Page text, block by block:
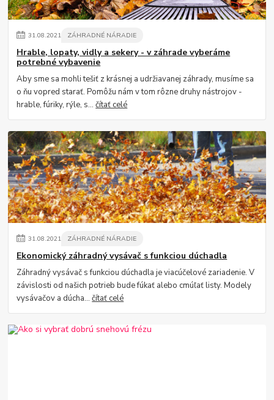
31.08.2021 ZÁHRADNÉ NÁRADIE
Hrable, lopaty, vidly a sekery - v záhrade vyberáme
potrebné vybavenie
Aby sme sa mohli tešiť z krásnej a udržiavanej záhrady, musíme sa
o ňu vopred starať. Pomôžu nám v tom rôzne druhy nástrojov -
hrable, fúriky, rýle, s...čítať celé
31.08.2021 ZÁHRADNÉ NÁRADIE
Ekonomický záhradný vysávač s funkciou dúchadla
Záhradný vysávač s funkciou dúchadla je viacúčelové zariadenie. V
závislosti od našich potrieb bude fúkať alebo cmúľať listy. Modely
vysávačov a dúcha...čítať celé